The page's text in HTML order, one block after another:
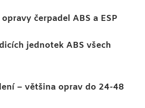
čerpadel ABS a ESP
jednotek ABS všech
– většina oprav do 24-48